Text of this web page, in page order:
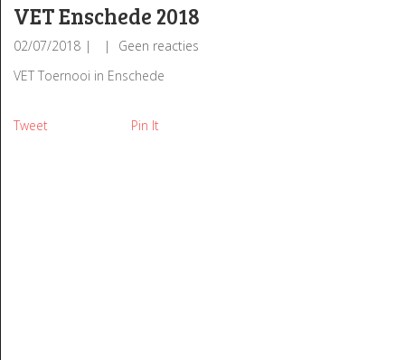
VET Enschede 2018
02/07/2018
Geen reacties
VET Toernooi in Enschede
Tweet Pin It